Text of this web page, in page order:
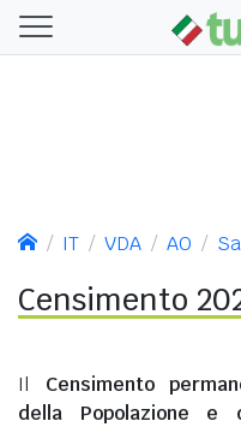
IT VDA AO
Censimento
Il Censimento
della Popolazione e